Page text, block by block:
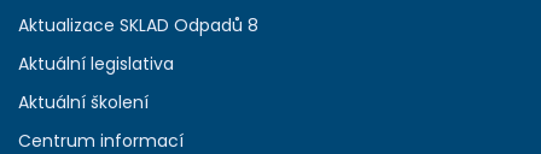
Aktualizace SKLAD Odpadů 8
Aktuální legislativa
Aktuální školení
Centrum informací